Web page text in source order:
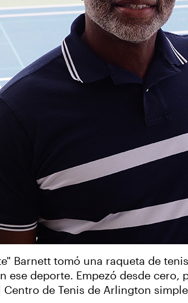
Barnett tomó una raqueta de
ese deporte. Empezó desde cero,
de Tenis de Arlington